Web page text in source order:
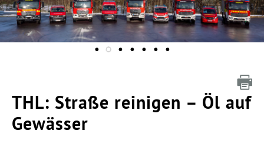
THL: Straße reinigen – Öl auf
Gewässer